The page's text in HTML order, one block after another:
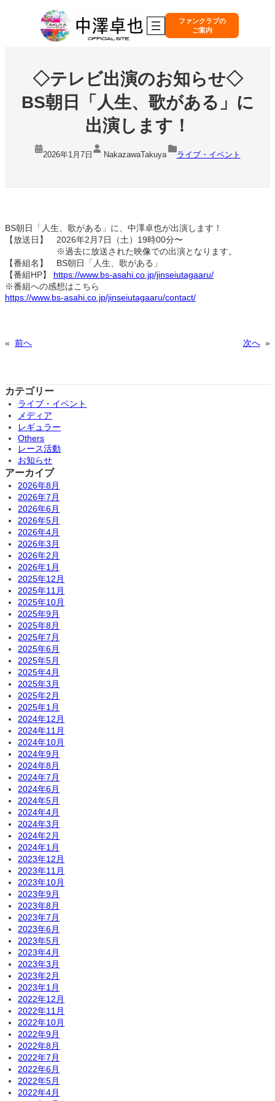
ファンクラブの
ご案内
◇テレビ出演のお知らせ◇
BS朝日「人生、歌がある」に
出演します！
2026年1月7日 NakazawaTakuya ライブ・イベント
BS朝日「人生、歌がある」に、中澤卓也が出演します！
【放送日】 2026年2月7日（土）19時00分〜
※過去に放送された映像での出演となります。
【番組名】 BS朝日「人生、歌がある」
【番組HP】 https://www.bs-asahi.co.jp/jinseiutagaaru/
※番組への感想はこちら
https://www.bs-asahi.co.jp/jinseiutagaaru/contact/
« 前へ 次へ »
カテゴリー
ライブ・イベント
メディア
レギュラー
Others
レース活動
お知らせ
アーカイブ
2026年8月
2026年7月
2026年6月
2026年5月
2026年4月
2026年3月
2026年2月
2026年1月
2025年12月
2025年11月
2025年10月
2025年9月
2025年8月
2025年7月
2025年6月
2025年5月
2025年4月
2025年3月
2025年2月
2025年1月
2024年12月
2024年11月
2024年10月
2024年9月
2024年8月
2024年7月
2024年6月
2024年5月
2024年4月
2024年3月
2024年2月
2024年1月
2023年12月
2023年11月
2023年10月
2023年9月
2023年8月
2023年7月
2023年6月
2023年5月
2023年4月
2023年3月
2023年2月
2023年1月
2022年12月
2022年11月
2022年10月
2022年9月
2022年8月
2022年7月
2022年6月
2022年5月
2022年4月